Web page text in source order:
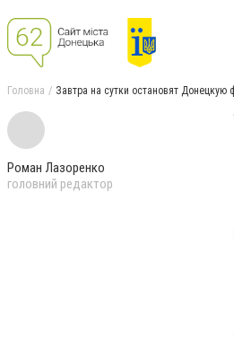
Головна Завтра на сутки остановят Донецкую
Роман Лазоренко
головний редактор